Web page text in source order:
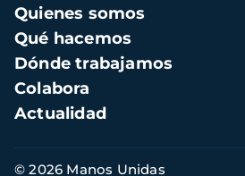
Navegación
principal
Quienes somos
Qué hacemos
Dónde trabajamos
Colabora
Actualidad
Información
© 2026 Manos Unidas